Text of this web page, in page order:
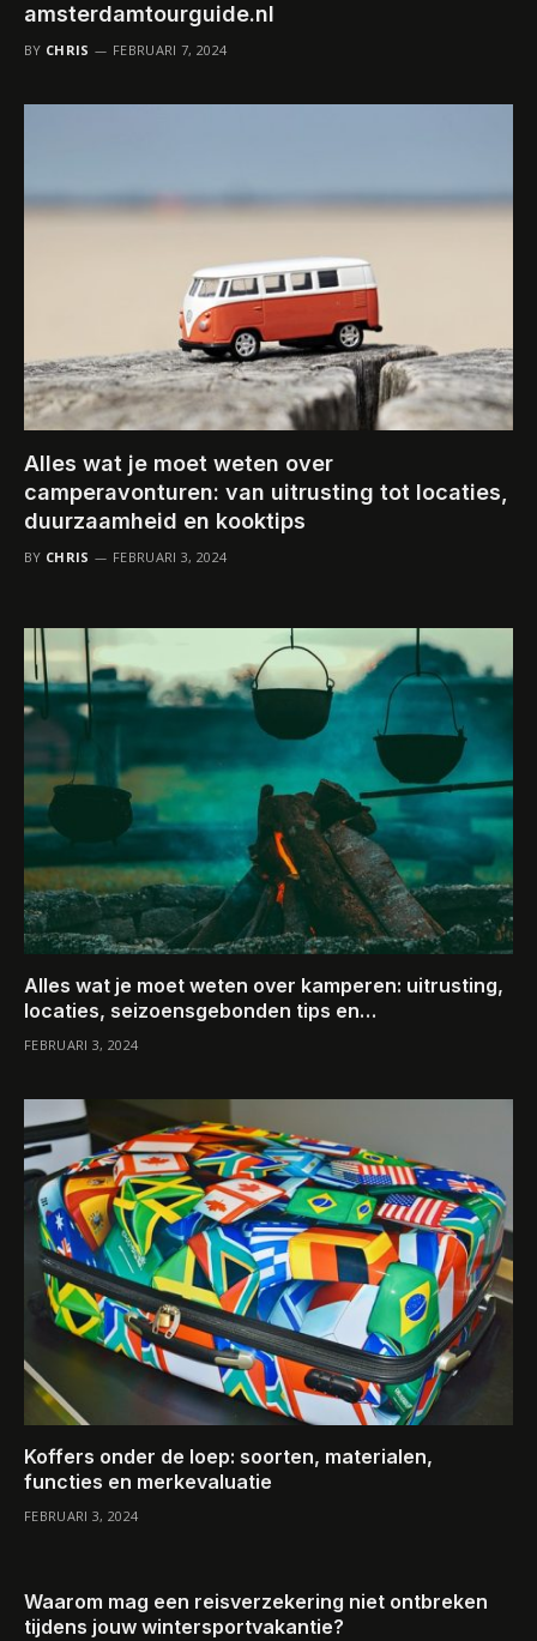
amsterdamtourguide.nl
BY CHRIS FEBRUARI 7, 2024
Alles wat je moet weten over
camperavonturen: van uitrusting tot locaties,
duurzaamheid en kooktips
BY CHRIS FEBRUARI 3, 2024
Alles wat je moet weten over kamperen: uitrusting,
locaties, seizoensgebonden tips en
overlevingsstrategieën
FEBRUARI 3, 2024
Koffers onder de loep: soorten, materialen,
functies en merkevaluatie
FEBRUARI 3, 2024
Waarom mag een reisverzekering niet ontbreken
tijdens jouw wintersportvakantie?